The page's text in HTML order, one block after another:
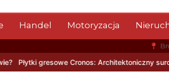
Handel Motoryzacja
surowiec, kamienny rysunek i